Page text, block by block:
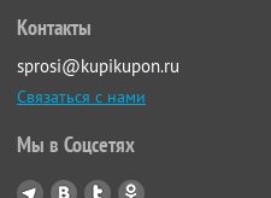
Контакты
sprosi@kupikupon.ru
Связаться с нами
Мы в Соцсетях